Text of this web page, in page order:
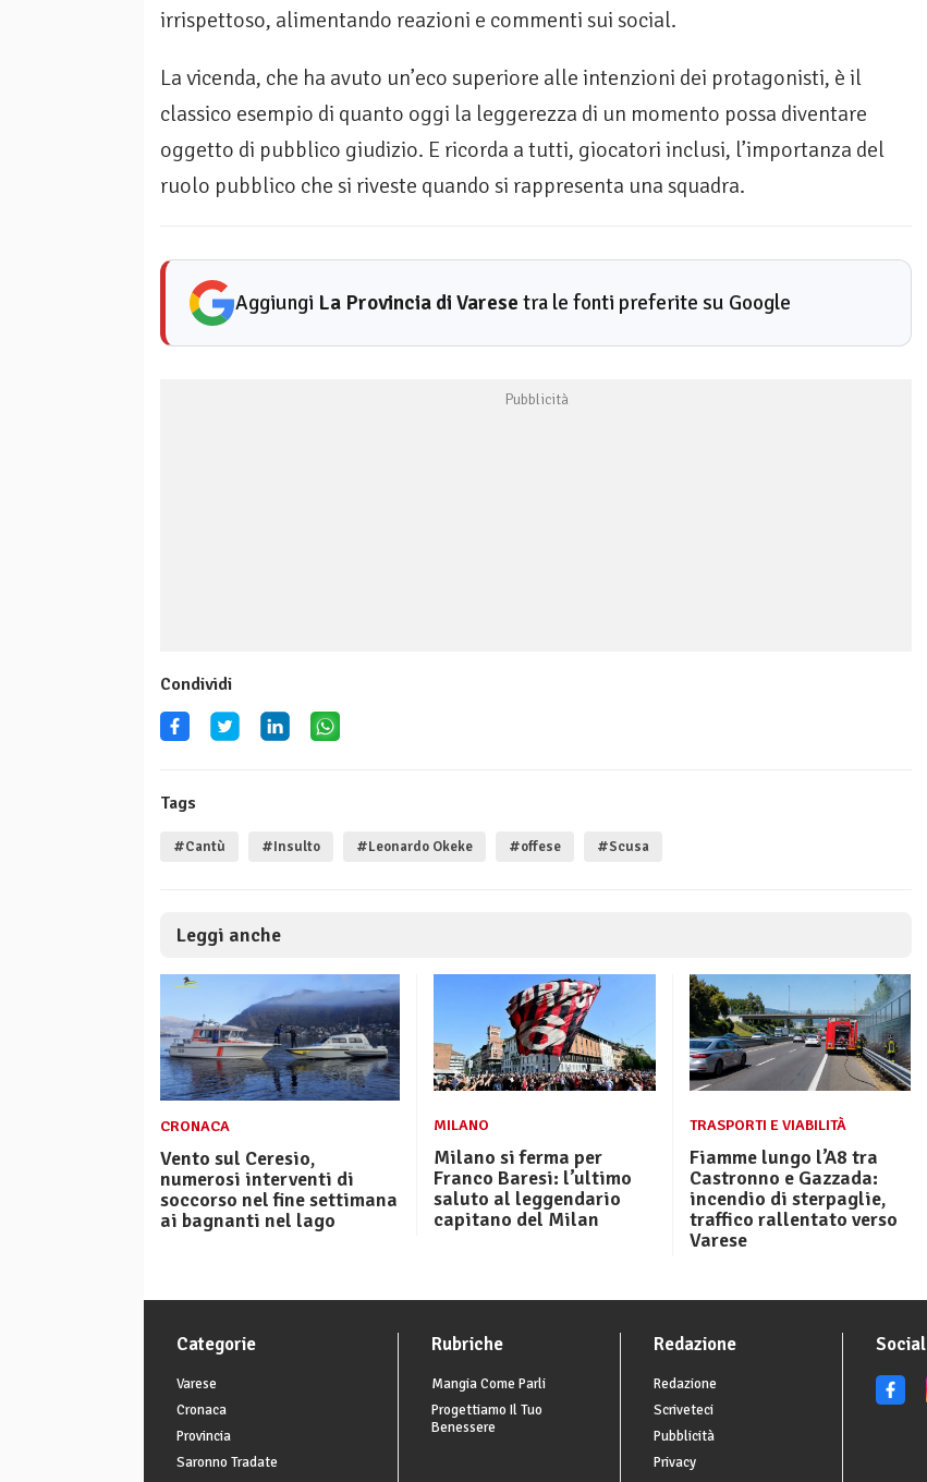
irrispettoso, alimentando reazioni e commenti sui social.
La vicenda, che ha avuto un’eco superiore alle intenzioni dei protagonisti, è il
classico esempio di quanto oggi la leggerezza di un momento possa diventare
oggetto di pubblico giudizio. E ricorda a tutti, giocatori inclusi, l’importanza del
ruolo pubblico che si riveste quando si rappresenta una squadra.
Aggiungi La Provincia di Varese tra le fonti preferite su Google
Condividi
Tags
#Cantù #Insulto #Leonardo Okeke #offese #Scusa
Leggi anche
CRONACA
Vento sul Ceresio,
numerosi interventi di
soccorso nel fine settimana
ai bagnanti nel lago
MILANO
Milano si ferma per
Franco Baresi: l’ultimo
saluto al leggendario
capitano del Milan
TRASPORTI E VIABILITÀ
Fiamme lungo l’A8 tra
Castronno e Gazzada:
incendio di sterpaglie,
traffico rallentato verso
Varese
Categorie
Varese
Cronaca
Provincia
Saronno Tradate
Rubriche
Mangia Come Parli
Progettiamo Il Tuo
Benessere
Redazione
Redazione
Scriveteci
Pubblicità
Privacy
Social